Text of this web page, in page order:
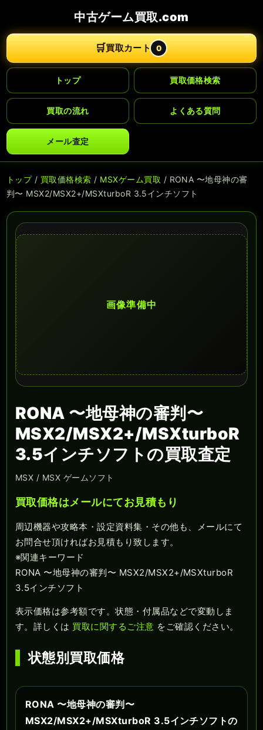
中古ゲーム買取.com
🛒買取カート 0
トップ 買取価格検索
買取の流れ よくある質問
メール査定
トップ/ 買取価格検索 / MSXゲーム買取 / RONA 〜地母神の審
判〜 MSX2/MSX2+/MSXturboR 3.5インチソフト
画像準備中
RONA 〜地母神の審判〜
MSX2/MSX2+/MSXturboR
3.5インチソフトの買取査定
MSX / MSX ゲームソフト
買取価格はメールにてお見積もり
周辺機器や攻略本・設定資料集・その他も、メールにて
お問合せ頂ければお見積もり致します。
※関連キーワード
RONA 〜地母神の審判〜 MSX2/MSX2+/MSXturboR
3.5インチソフト
表示価格は参考額です。状態・付属品などで変動しま
す。詳しくは 買取に関するご注意 をご確認ください。
状態別買取価格
RONA 〜地母神の審判〜
MSX2/MSX2+/MSXturboR 3.5インチソフトの